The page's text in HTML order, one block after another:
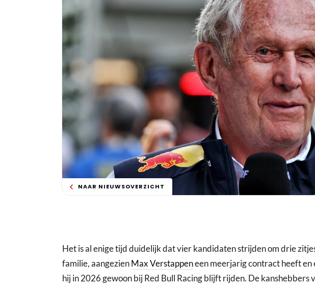
NAAR NIEUWSOVERZICHT
Het is al enige tijd duidelijk dat vier kandidaten strijden om drie
familie, aangezienMax Verstappeneen meerjarig contract heeft
hij in 2026 gewoon bij Red Bull Racing blijft rijden. De kanshebbers